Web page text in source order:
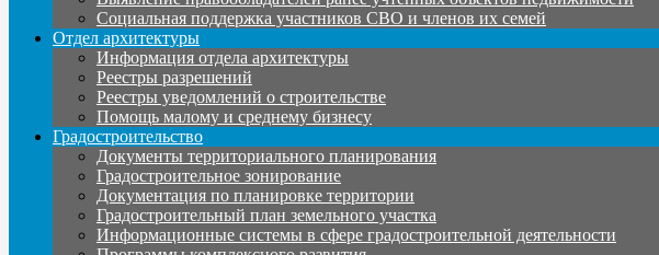
Социальная поддержка участников СВО и членов их семей
Отдел архитектуры
Информация отдела архитектуры
Реестры разрешений
Реестры уведомлений о строительстве
Помощь малому и среднему бизнесу
Градостроительство
Документы территориального планирования
Градостроительное зонирование
Документация по планировке территории
Градостроительный план земельного участка
Информационные системы в сфере градостроительной деятельности